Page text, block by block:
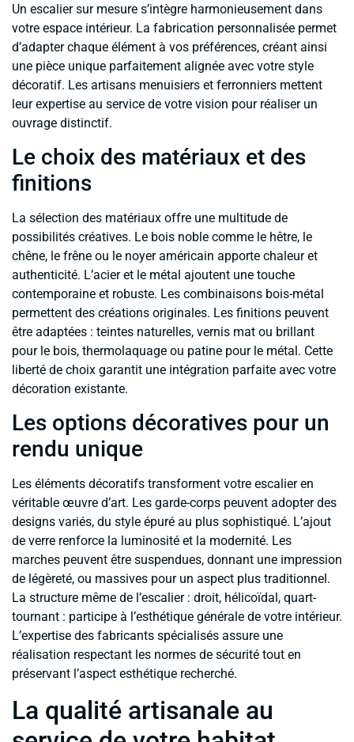
Un escalier sur mesure s’intègre harmonieusement dans
votre espace intérieur. La fabrication personnalisée permet
d’adapter chaque élément à vos préférences, créant ainsi
une pièce unique parfaitement alignée avec votre style
décoratif. Les artisans menuisiers et ferronniers mettent
leur expertise au service de votre vision pour réaliser un
ouvrage distinctif.
Le choix des matériaux et des
finitions
La sélection des matériaux offre une multitude de
possibilités créatives. Le bois noble comme le hêtre, le
chêne, le frêne ou le noyer américain apporte chaleur et
authenticité. L’acier et le métal ajoutent une touche
contemporaine et robuste. Les combinaisons bois-métal
permettent des créations originales. Les finitions peuvent
être adaptées : teintes naturelles, vernis mat ou brillant
pour le bois, thermolaquage ou patine pour le métal. Cette
liberté de choix garantit une intégration parfaite avec votre
décoration existante.
Les options décoratives pour un
rendu unique
Les éléments décoratifs transforment votre escalier en
véritable œuvre d’art. Les garde-corps peuvent adopter des
designs variés, du style épuré au plus sophistiqué. L’ajout
de verre renforce la luminosité et la modernité. Les
marches peuvent être suspendues, donnant une impression
de légèreté, ou massives pour un aspect plus traditionnel.
La structure même de l’escalier : droit, hélicoïdal, quart-
tournant : participe à l’esthétique générale de votre intérieur.
L’expertise des fabricants spécialisés assure une
réalisation respectant les normes de sécurité tout en
préservant l’aspect esthétique recherché.
La qualité artisanale au